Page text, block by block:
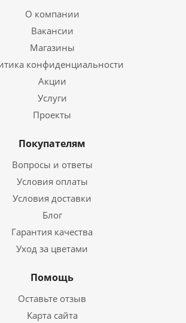
О компании
Вакансии
Магазины
конфиденциальности
Акции
Услуги
Проекты
Покупателям
Вопросы и ответы
Условия оплаты
Условия доставки
Блог
Гарантия качества
Уход за цветами
Помощь
Оставьте отзыв
Карта сайта